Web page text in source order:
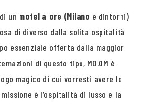
un motel a ore (Milano e dintorni)
di diverso dalla solita ospitalità
essenziale offerta dalla maggior
di questo tipo, MO.OM è
magico di cui vorresti avere le
è l’ospitalità di lusso e la